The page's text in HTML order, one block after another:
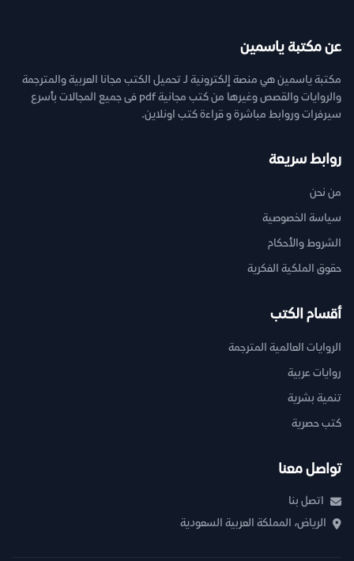
عن مكتبة ياسمين
مكتبة ياسمين هي منصة إلكترونية لـ تحميل الكتب مجانا العربية والمترجمة
والروايات والقصص وغيرها من كتب مجانية pdf فى جميع المجالات بأسرع
سيرفرات وروابط مباشرة و قراءة كتب اونلاين.
روابط سريعة
من نحن
سياسة الخصوصية
الشروط والأحكام
حقوق الملكية الفكرية
أقسام الكتب
الروايات العالمية المترجمة
روايات عربية
تنمية بشرية
كتب حصرية
تواصل معنا
اتصل بنا
الرياض، المملكة العربية السعودية